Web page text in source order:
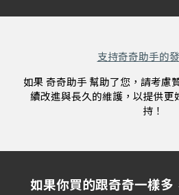
支持奇奇助手的
如果 奇奇助手 幫助了您，請考慮
續改進與長久的維護，以提供更
持！
如果你買的跟奇奇一樣多